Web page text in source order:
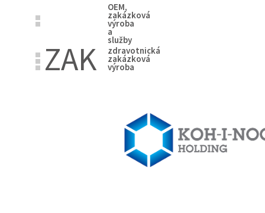
OEM,
zakázková
výroba
a
služby
ZAK zdravotnická
zakázková
výroba